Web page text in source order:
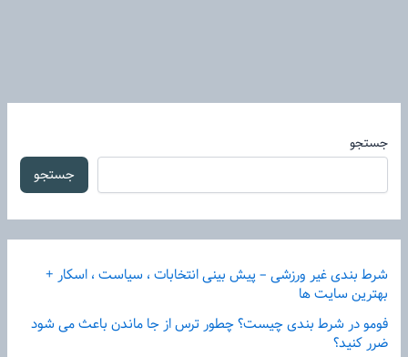
جستجو
جستجو
شرط بندی غیر ورزشی – پیش بینی انتخابات ، سیاست ، اسکار +
بهترین سایت ها
فومو در شرط بندی چیست؟ چطور ترس از جا ماندن باعث می شود
ضرر کنید؟